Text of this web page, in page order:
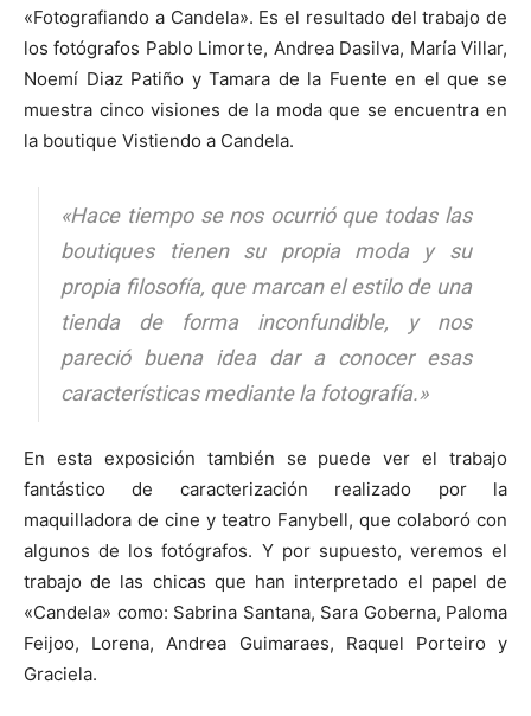
«Fotografiando a Candela». Es el resultado del trabajo de
los fotógrafos Pablo Limorte, Andrea Dasilva, María Villar,
Noemí Diaz Patiño y Tamara de la Fuente en el que se
muestra cinco visiones de la moda que se encuentra en
la boutique Vistiendo a Candela.
«Hace tiempo se nos ocurrió que todas las
boutiques tienen su propia moda y su
propia filosofía, que marcan el estilo de una
tienda de forma inconfundible, y nos
pareció buena idea dar a conocer esas
características mediante la fotografía.»
En esta exposición también se puede ver el trabajo
fantástico de caracterización realizado por la
maquilladora de cine y teatro Fanybell, que colaboró con
algunos de los fotógrafos. Y por supuesto, veremos el
trabajo de las chicas que han interpretado el papel de
«Candela» como: Sabrina Santana, Sara Goberna, Paloma
Feijoo, Lorena, Andrea Guimaraes, Raquel Porteiro y
Graciela.